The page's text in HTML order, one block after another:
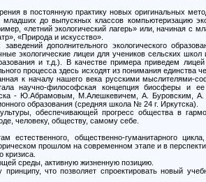
в постоянную практику новых оригинальных
до выпускных классов компьютеризацию
«летний экологический лагерь» или, начиная с
«Природа и искусство».
дополнительного экологического
экологические лицеи для учеников сельских школ
и т.д.). В качестве примера приведем
процесса здесь исходят из понимания единства
к началу нашего века русскими мыслителями-
научно-философская концепция биосферы и
- Ю.Абрамовым, М.Алешкевичем, А. Буровским,
образования (средняя школа № 24 г. Иркутска).
обеспечивающей прогресс общества в
человеку, обществу, самому себе.
общественно-гуманитарного
прошлом на современном этапе и в
кризиса.
среды, активную жизненную позицию.
что позволяет спроектировать новый